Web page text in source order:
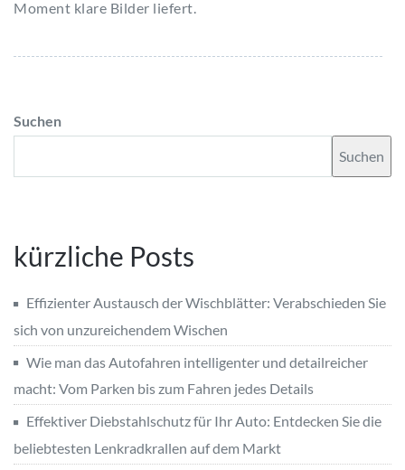
Moment klare Bilder liefert.
Suchen
Suchen
kürzliche Posts
Effizienter Austausch der Wischblätter: Verabschieden Sie
sich von unzureichendem Wischen
Wie man das Autofahren intelligenter und detailreicher
macht: Vom Parken bis zum Fahren jedes Details
Effektiver Diebstahlschutz für Ihr Auto: Entdecken Sie die
beliebtesten Lenkradkrallen auf dem Markt